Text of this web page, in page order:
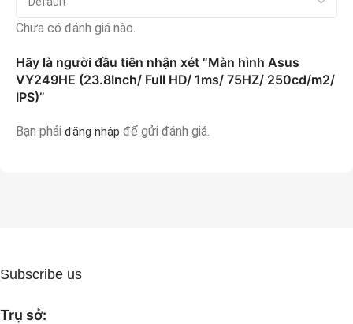
Chưa có đánh giá nào.
Hãy là người đầu tiên nhận xét “Màn hình Asus
VY249HE (23.8Inch/ Full HD/ 1ms/ 75HZ/ 250cd/m2/
IPS)”
Bạn phải đăng nhập để gửi đánh giá.
Subscribe us
Trụ sở: